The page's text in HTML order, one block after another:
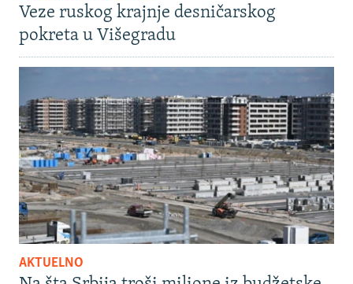
Veze ruskog krajnje desničarskog
pokreta u Višegradu
AKTUELNO